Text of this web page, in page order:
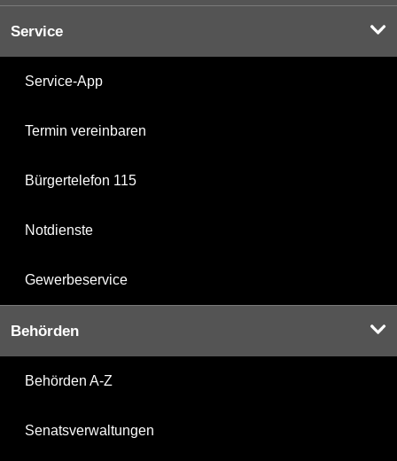
Service
Service-App
Termin vereinbaren
Bürgertelefon 115
Notdienste
Gewerbeservice
Behörden
Behörden A-Z
Senatsverwaltungen